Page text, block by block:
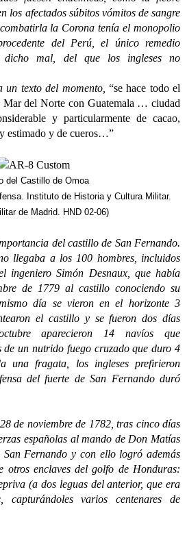
los afectados súbitos vómitos de sangre
la Corona tenía el monopolio
del Perú, el único remedio
dicho mal, del que los ingleses no
un texto del momento, “se hace todo el
Mar del Norte con Guatemala … ciudad
y particularmente de cacao,
estimado y de cueros…”
del Castillo de Omoa
Instituto de Historia y Cultura Militar.
de Madrid. HND 02-06)
del castillo de San Fernando.
llegaba a los 100 hombres, incluidos
ingeniero Simón Desnaux, que había
de 1779 al castillo conociendo su
día se vieron en el horizonte 3
el castillo y se fueron dos días
aparecieron 14 navíos que
de un nutrido fuego cruzado que duro 4
una fragata, los ingleses prefirieron
del fuerte de San Fernando duró
noviembre de 1782, tras cinco días
españolas al mando de Don Matías
Fernando y con ello logró además
otros enclaves del golfo de Honduras:
(a dos leguas del anterior, que era
capturándoles varios centenares de